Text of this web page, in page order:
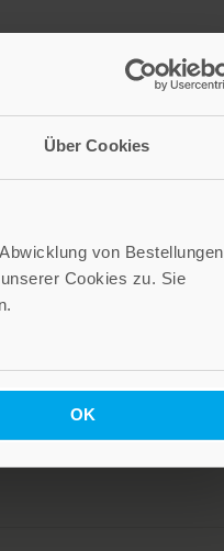
Über Cookies
von Bestellungen
Cookies zu. Sie
OK